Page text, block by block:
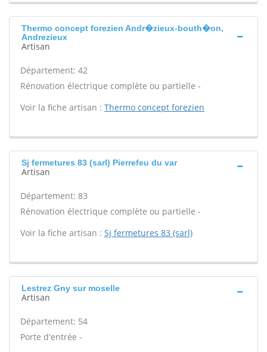
Thermo concept forezien Andr�zieux-bouth�on,
Andrezieux
Artisan
Département: 42
Rénovation électrique complète ou partielle -
Voir la fiche artisan : Thermo concept forezien
Sj fermetures 83 (sarl) Pierrefeu du var
Artisan
Département: 83
Rénovation électrique complète ou partielle -
Voir la fiche artisan : Sj fermetures 83 (sarl)
Lestrez Gny sur moselle
Artisan
Département: 54
Porte d'entrée -